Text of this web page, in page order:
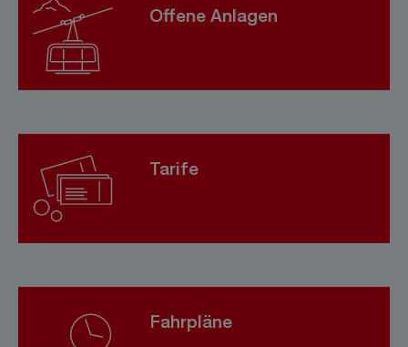
Offene Anlagen
Tarife
Fahrpläne